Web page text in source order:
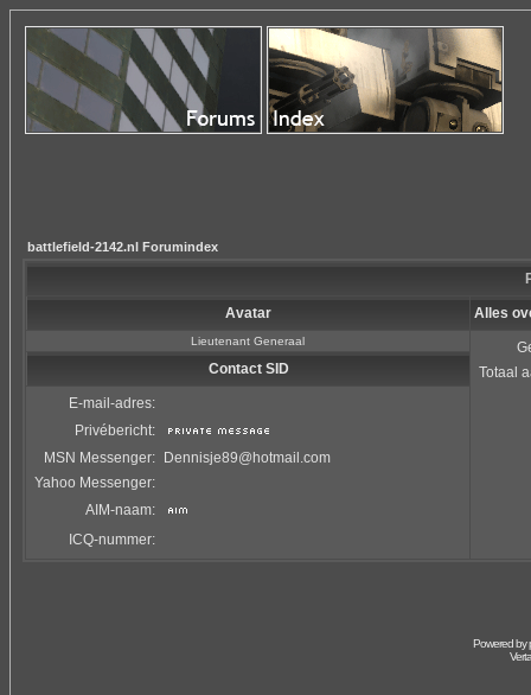
battlefield-2142.nl Forumindex
Avatar Alles
Lieutenant Generaal
Totaal
Contact SID
E-mail-adres:
Privébericht:
MSN Messenger:
Dennisje89@hotmail.com
Yahoo Messenger:
AIM-naam:
ICQ-nummer:
Powered by